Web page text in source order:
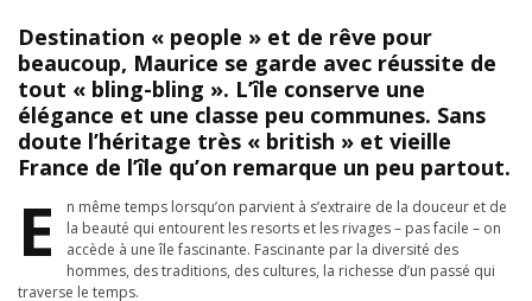
Destination « people » et de rêve pour
beaucoup, Maurice se garde avec réussite de
tout « bling-bling ». L’île conserve une
élégance et une classe peu communes. Sans
doute l’héritage très « british » et vieille
France de l’île qu’on remarque un peu partout.
E
n même temps lorsqu’on parvient à s’extraire de la douceur et de
la beauté qui entourent les resorts et les rivages – pas facile – on
accède à une île fascinante. Fascinante par la diversité des
hommes, des traditions, des cultures, la richesse d’un passé qui
traverse le temps.